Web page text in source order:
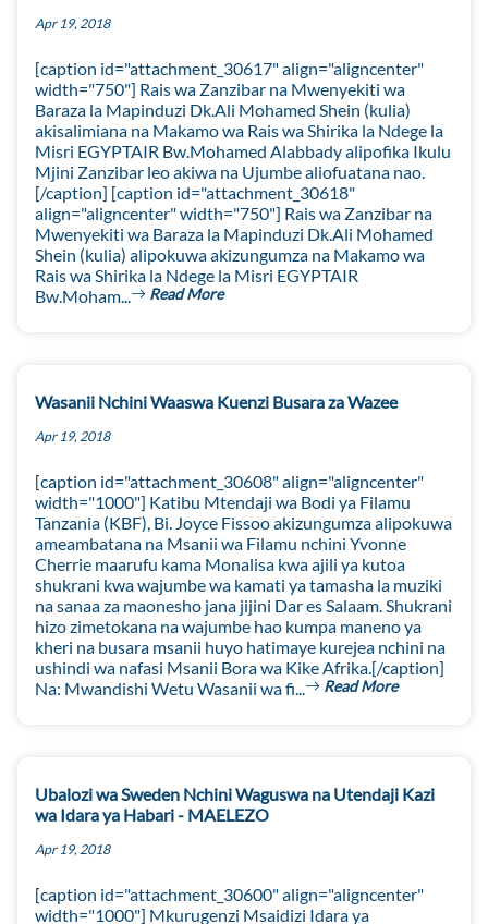
Apr 19, 2018
[caption id="attachment_30617" align="aligncenter"
width="750"] Rais wa Zanzibar na Mwenyekiti wa
Baraza la Mapinduzi Dk.Ali Mohamed Shein (kulia)
akisalimiana na Makamo wa Rais wa Shirika la Ndege la
Misri EGYPTAIR Bw.Mohamed Alabbady alipofika Ikulu
Mjini Zanzibar leo akiwa na Ujumbe aliofuatana nao.
[/caption] [caption id="attachment_30618"
align="aligncenter" width="750"] Rais wa Zanzibar na
Mwenyekiti wa Baraza la Mapinduzi Dk.Ali Mohamed
Shein (kulia) alipokuwa akizungumza na Makamo wa
Rais wa Shirika la Ndege la Misri EGYPTAIR
Bw.Moham...
Read More
Wasanii Nchini Waaswa Kuenzi Busara za Wazee
Apr 19, 2018
[caption id="attachment_30608" align="aligncenter"
width="1000"] Katibu Mtendaji wa Bodi ya Filamu
Tanzania (KBF), Bi. Joyce Fissoo akizungumza alipokuwa
ameambatana na Msanii wa Filamu nchini Yvonne
Cherrie maarufu kama Monalisa kwa ajili ya kutoa
shukrani kwa wajumbe wa kamati ya tamasha la muziki
na sanaa za maonesho jana jijini Dar es Salaam. Shukrani
hizo zimetokana na wajumbe hao kumpa maneno ya
kheri na busara msanii huyo hatimaye kurejea nchini na
ushindi wa nafasi Msanii Bora wa Kike Afrika.[/caption]
Na: Mwandishi Wetu Wasanii wa fi...
Read More
Ubalozi wa Sweden Nchini Waguswa na Utendaji Kazi
wa Idara ya Habari - MAELEZO
Apr 19, 2018
[caption id="attachment_30600" align="aligncenter"
width="1000"] Mkurugenzi Msaidizi Idara ya